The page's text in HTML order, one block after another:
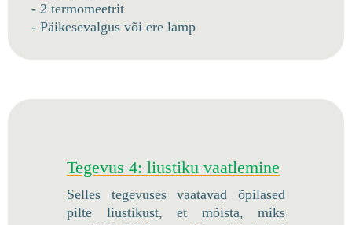
- 2 termomeetrit
- Päikesevalgus või ere lamp
Tegevus 4: liustiku vaatlemine
Selles tegevuses vaatavad õpilased
pilte liustikust, et mõista, miks